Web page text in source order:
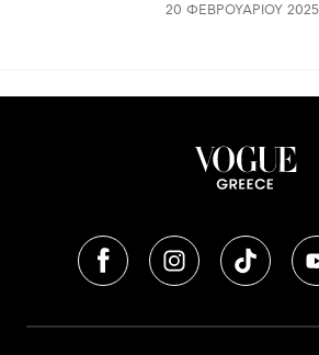
20 ΦΕΒΡΟΥΑΡΊΟΥ 2025